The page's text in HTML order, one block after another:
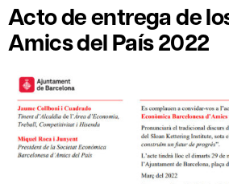
Acto de entrega de
Amics del País 2022